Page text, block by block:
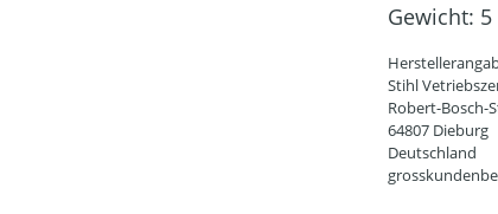
Gewicht: 5
Stihl
Robert-Bosch-
64807 Dieburg
Deutschland